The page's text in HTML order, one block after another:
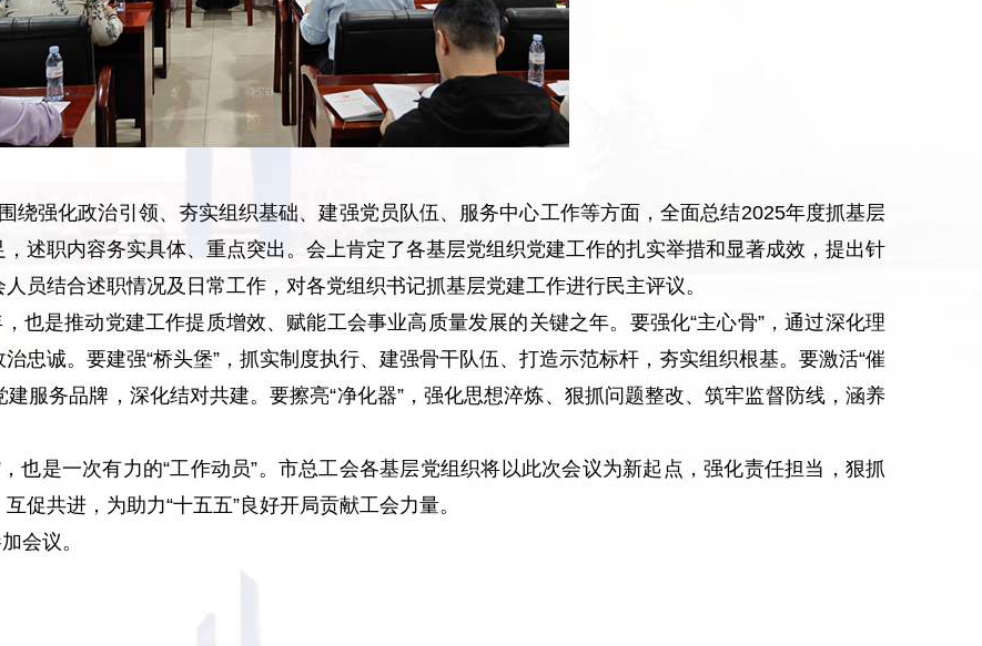
绕强化政治引领、夯实组织基础、建强党员队伍、服务中心工作等方面，全面总结2025年度抓基层
述职内容务实具体、重点突出。会上肯定了各基层党组织党建工作的扎实举措和显著成效，提出针
员结合述职情况及日常工作，对各党组织书记抓基层党建工作进行民主评议。
也是推动党建工作提质增效、赋能工会事业高质量发展的关键之年。要强化“主心骨”，通过深化理
忠诚。要建强“桥头堡”，抓实制度执行、建强骨干队伍、打造示范标杆，夯实组织根基。要激活“催
建服务品牌，深化结对共建。要擦亮“净化器”，强化思想淬炼、狠抓问题整改、筑牢监督防线，涵养
也是一次有力的“工作动员”。市总工会各基层党组织将以此次会议为新起点，强化责任担当，狠抓
促共进，为助力“十五五”良好开局贡献工会力量。
会议。